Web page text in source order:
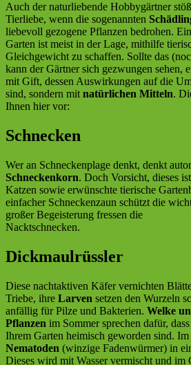
Auch der naturliebende Hobbygärtner
Tierliebe, wenn die sogenannten
liebevoll gezogene Pflanzen bedrohen.
Garten ist meist in der Lage, mithilfe
Gleichgewicht zu schaffen. Sollte das
kann der Gärtner sich gezwungen sehen,
mit Gift, dessen Auswirkungen auf die
sind, sondern mit natürlichen Mitteln.
Ihnen hier vor:
Schnecken
Wer an Schneckenplage denkt, denkt
Schneckenkorn. Doch Vorsicht, dieses
Katzen sowie erwünschte tierische
einfacher Schneckenzaun schützt die
großer Begeisterung fressen die
Nacktschnecken.
Dickmaulrüssler
Diese nachtaktiven Käfer vernichten
Triebe, ihre Larven setzen den Wurzeln
anfällig für Pilze und Bakterien. Welke
Pflanzen im Sommer sprechen dafür,
Ihrem Garten heimisch geworden sind. Im
Nematoden (winzige Fadenwürmer) in
Dieses wird mit Wasser vermischt und im